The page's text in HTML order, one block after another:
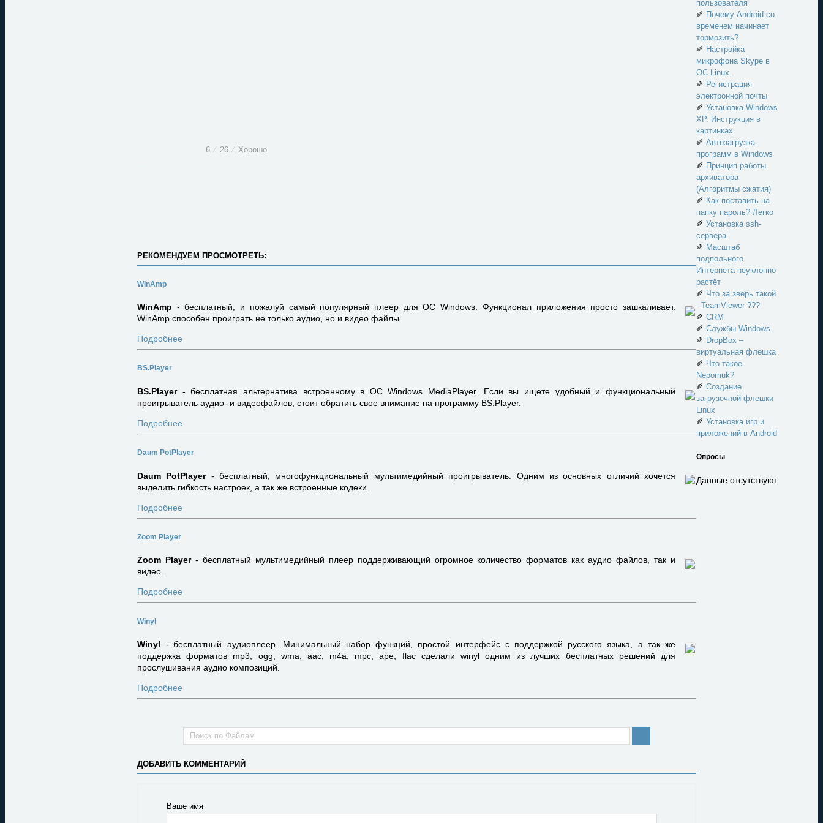
6 ⁄ 26 ⁄ Хорошо
РЕКОМЕНДУЕМ ПРОСМОТРЕТЬ:
WinAmp
WinAmp - бесплатный, и пожалуй самый популярный плеер для ОС Windows. Функционал приложения просто зашкаливает.
WinAmp способен проиграть не только аудио, но и видео файлы.
Подробнее
BS.Player
BS.Player- бесплатная альтернатива встроенному в ОС Windows MediaPlayer. Если вы ищете удобный и функциональный
проигрыватель аудио- и видеофайлов, стоит обратить свое внимание на программу BS.Player.
Подробнее
Daum PotPlayer
Daum PotPlayer- бесплатный, многофункциональный мультимедийный проигрыватель. Одним из основных отличий хочется
выделить гибкость настроек, а так же встроенные кодеки.
Подробнее
Zoom Player
Zoom Player- бесплатный мультимедийный плеер поддерживающий огромное количество форматов как аудио файлов, так и
видео.
Подробнее
Winyl
Winyl - бесплатный аудиоплеер. Минимальный набор функций, простой интерфейс с поддержкой русского языка, а так же
поддержка форматов mp3, ogg, wma, aac, m4a, mpc, ape, flac сделали winyl одним из лучших бесплатных решений для
прослушивания аудио композиций.
Подробнее
ДОБАВИТЬ КОММЕНТАРИЙ
Ваше имя
пользователя
✐ Почему Android со
временем начинает
тормозить?
✐ Настройка
микрофона Skype в
ОС Linux.
✐ Регистрация
электронной почты
✐ Установка Windows
XP. Инструкция в
картинках
✐ Автозагрузка
программ в Windows
✐ Принцип работы
архиватора
(Алгоритмы сжатия)
✐ Как поставить на
папку пароль? Легко
✐ Установка ssh-
сервера
✐ Масштаб
подпольного
Интернета неуклонно
растёт
✐ Что за зверь такой
- TeamViewer ???
✐ CRM
✐ Службы Windows
✐ DropBox –
виртуальная флешка
✐ Что такое
Nepomuk?
✐ Создание
загрузочной флешки
Linux
✐ Установка игр и
приложений в Android
Опросы
Данные отсутствуют